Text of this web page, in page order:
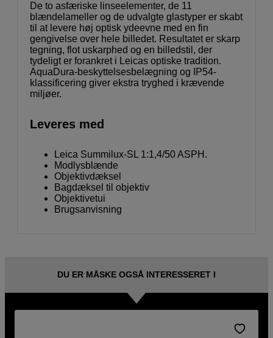
De to asfæriske linseelementer, de 11
blændelameller og de udvalgte glastyper er skabt
til at levere høj optisk ydeevne med en fin
gengivelse over hele billedet. Resultatet er skarp
tegning, flot uskarphed og en billedstil, der
tydeligt er forankret i Leicas optiske tradition.
AquaDura-beskyttelsesbelægning og IP54-
klassificering giver ekstra tryghed i krævende
miljøer.
Leveres med
Leica Summilux-SL 1:1,4/50 ASPH.
Modlysblænde
Objektivdæksel
Bagdæksel til objektiv
Objektivetui
Brugsanvisning
DU ER MÅSKE OGSÅ INTERESSERET I